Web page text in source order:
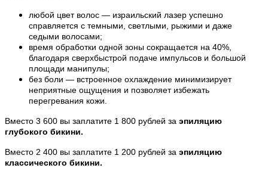
любой цвет волос — израильский лазер успешно
справляется с темными, светлыми, рыжими и даже
седыми волосами;
время обработки одной зоны сокращается на 40%,
благодаря сверхбыстрой подаче импульсов и большой
площади манипулы;
без боли — встроенное охлаждение минимизирует
неприятные ощущения и позволяет избежать
перегревания кожи.
Вместо 3 600 вы заплатите 1 800 рублей за эпиляцию
глубокого бикини.
Вместо 2 400 вы заплатите 1 200 рублей за эпиляцию
классического бикини.